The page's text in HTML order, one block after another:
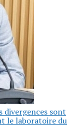
divergences sont
le laboratoire du